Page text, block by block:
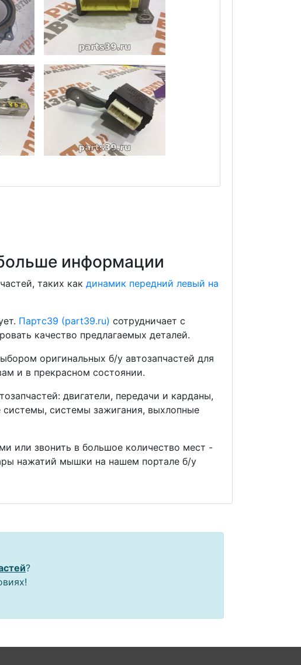
информации
таких как динамик передний левый на
Партс39 (part39.ru) сотрудничает с
качество предлагаемых деталей.
оригинальных б/у автозапчастей для
и в прекрасном состоянии.
двигатели, передачи и карданы,
системы, системы зажигания, выхлопные
или звонить в большое количество мест -
нажатий мышки на нашем портале б/у
?